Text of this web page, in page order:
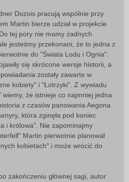
Dozois pracują wspólnie przy
Martin bierze udział w projekcie
tej pory nie mamy żadnych
jesteśmy przekonani, że to jedna z
do "Świata Lodu i Ognia".
się skrócone wersje historii, a
zostały zawarte w
kobiety" i "Łotrzyki". Z wywiadu
wiemy, że istnieje co najmniej jedna
z czasów panowania Aegona
która zginęła pod koniec
i królowa". Nie zapominajmy
Martin pierwotnie planował
kobietach" i może wrócić do
zakończeniu głównej sagi, autor